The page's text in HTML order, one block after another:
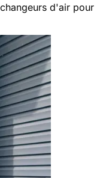
d'air pour